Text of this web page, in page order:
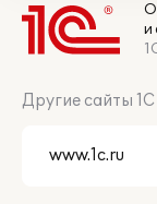
и
Другие сайты 1С